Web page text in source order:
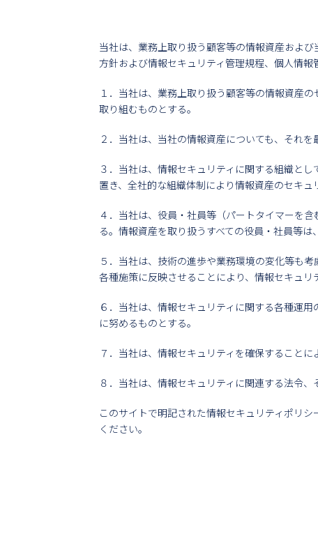
当社は、業務上取り扱う顧客等の情報資産およ
方針および情報セキュリティ管理規程、個人情
１．当社は、業務上取り扱う顧客等の情報資産
取り組むものとする。
２．当社は、当社の情報資産についても、それ
３．当社は、情報セキュリティに関する組織と
置き、全社的な組織体制により情報資産のセキュ
４．当社は、役員・社員等（パートタイマーを
る。情報資産を取り扱うすべての役員・社員等
５．当社は、技術の進歩や業務環境の変化等も
各種施策に反映させることにより、情報セキュリ
６．当社は、情報セキュリティに関する各種運
に努めるものとする。
７．当社は、情報セキュリティを確保すること
８．当社は、情報セキュリティに関連する法令、
このサイトで明記された情報セキュリティポリ
ください。